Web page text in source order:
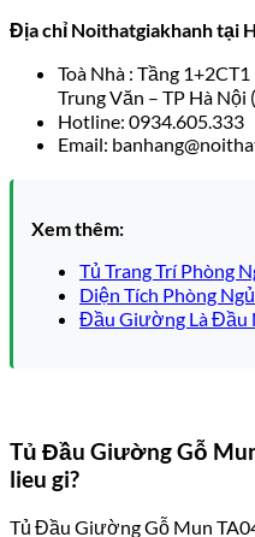
Địa chỉ Noithatgiakhanh tại
Toà Nhà : Tầng
Trung Văn – TP Hà
Hotline: 0934.605.333
Email:
Xem thêm:
Tủ Trang Trí Phòng
Diện Tích Phòng Ngủ
Đầu Giường Là Đầu
Tủ Đầu Giường Gỗ
lieu gi?
Tủ Đầu Giường Gỗ Mun